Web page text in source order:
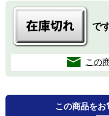
で
この
この商品をお